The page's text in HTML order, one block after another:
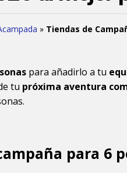
» Tiendas de
para añadirlo a tu
tu próxima aventura
para 6